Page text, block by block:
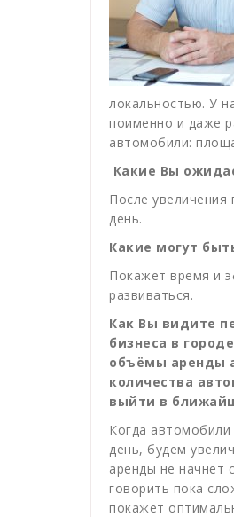
локальностью. У
поименно и даже
автомобили:
Какие Вы
После увеличения
день.
Какие могут
Покажет время и
развиваться.
Как Вы видите
бизнеса в
объёмы аренды
количества
выйти в
Когда
день, будем
аренды не начнет
говорить пока
покажет